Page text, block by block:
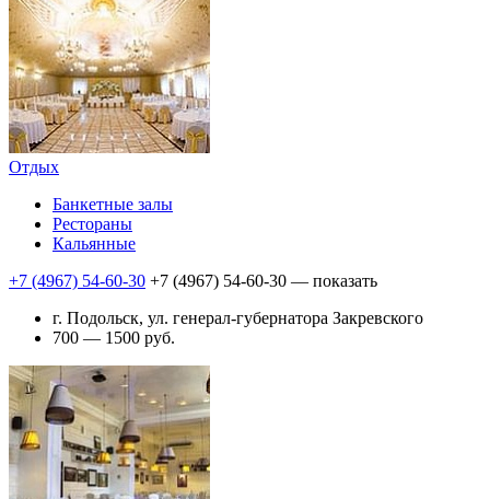
Отдых
Банкетные залы
Рестораны
Кальянные
+7 (4967) 54-60-30 +7 (4967) 54-60-30 — показать
г. Подольск, ул. генерал-губернатора Закревского
700 — 1500 руб.